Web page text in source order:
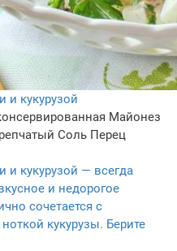
кукурузой
Майонез
Соль Перец
кукурузой — всегда
и недорогое
сочетается с
кукурузы. Берите